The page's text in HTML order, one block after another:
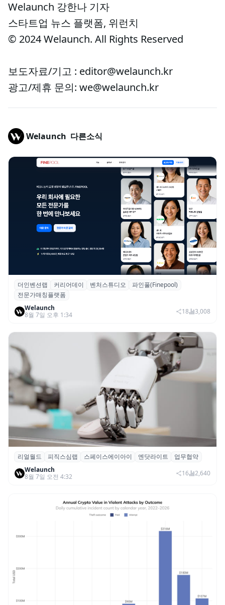
Welaunch 강한나 기자
스타트업 뉴스 플랫폼, 위런치
© 2024 Welaunch. All Rights Reserved
보도자료/기고 : editor@welaunch.kr
광고/제휴 문의: we@welaunch.kr
Welaunch 다른소식
더인벤션랩·커리어데이, 스타트업 전문가 매
칭 플랫폼 ‘파인풀’ 출시
더인벤션랩 커리어데이 벤처스튜디오
파인풀(Finepool)
전문가매칭플랫폼
Welaunch
8월 7일 오후 1:34
18 3,008
리얼월드, 로봇테크 스타트업 3곳과 손잡고
휴머노이드 표준 만든다
리얼월드 피직스심랩 스페이스에이아이 엔닷라이트
업무협약
Welaunch
8월 7일 오전 4:32
16 2,640